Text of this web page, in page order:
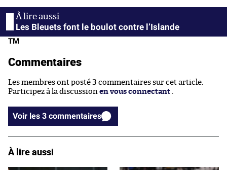
Les Bleuets font le boulot contre l’Islande
TM
Commentaires
Les membres ont posté 3 commentaires sur cet article.
Participez à la discussion en vous connectant
Voir les 3 commentaires
À lire aussi